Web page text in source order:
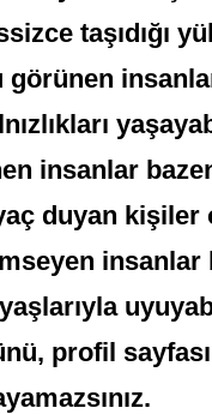
taşıdığı
görünen
insanlar
duyan kişiler
insanlar
profil